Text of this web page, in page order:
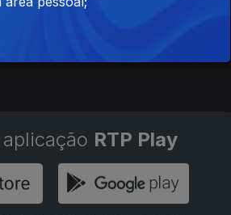
diplomático por
RTP Play